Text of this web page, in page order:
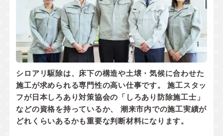
シロアリ駆除は、床下の構造や土壌・気候に合わせた
施工が求められる専門性の高い仕事です。 施工スタッ
フが日本しろあり対策協会の「しろあり防除施工士」
などの資格を持っているか、 潮来市内での施工実績が
どれくらいあるかも重要な判断材料になります。